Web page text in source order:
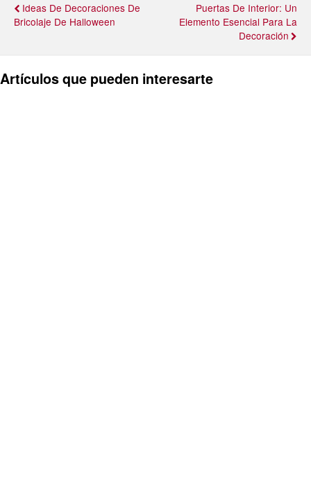
Ideas De Decoraciones De
Bricolaje De Halloween
Puertas De Interior: Un
Elemento Esencial Para La
Decoración
Artículos que pueden interesarte